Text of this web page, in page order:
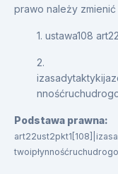
prawo należy
1. ustawa108
2.
Podstawa prawna: